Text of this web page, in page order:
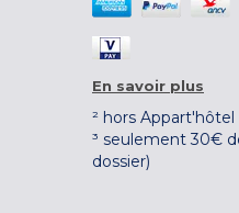
En savoir plus
² hors Appart'hôtel
³ seulement 30€
dossier)